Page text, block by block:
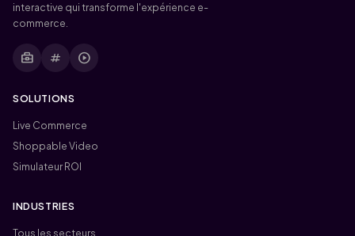
interactive qui transforme l'expérience e-
commerce.
business_center tag play_circle
SOLUTIONS
Live Commerce
Shoppable Video
Simulateur ROI
INDUSTRIES
Tous les secteurs